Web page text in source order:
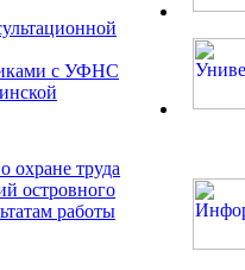
с УФНС
охране труда
островного
работы